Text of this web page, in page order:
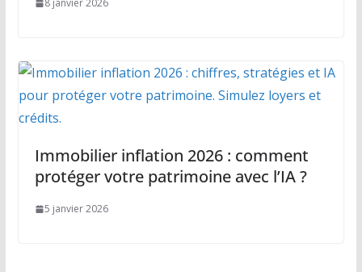
8 janvier 2026
Immobilier inflation 2026 : comment
protéger votre patrimoine avec l’IA ?
5 janvier 2026